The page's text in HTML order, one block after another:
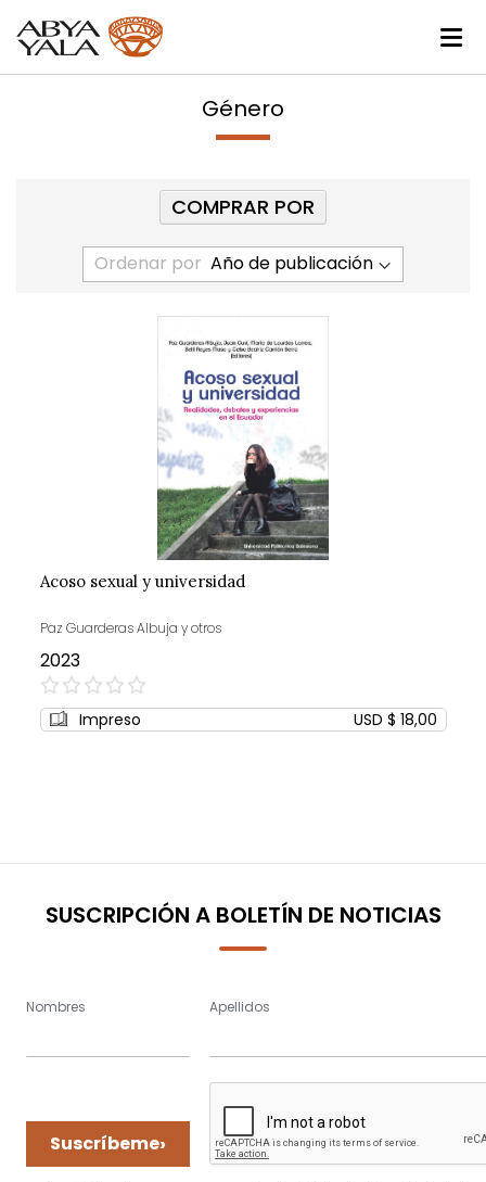
Género
Ordenar por
Acoso sexual y universidad
Paz Guarderas Albuja y otros
2023
0%
Impreso USD $ 18,00
COMPRAR POR
SUSCRIPCIÓN A BOLETÍN DE NOTICIAS
Nombres Apellidos
Suscríbeme›